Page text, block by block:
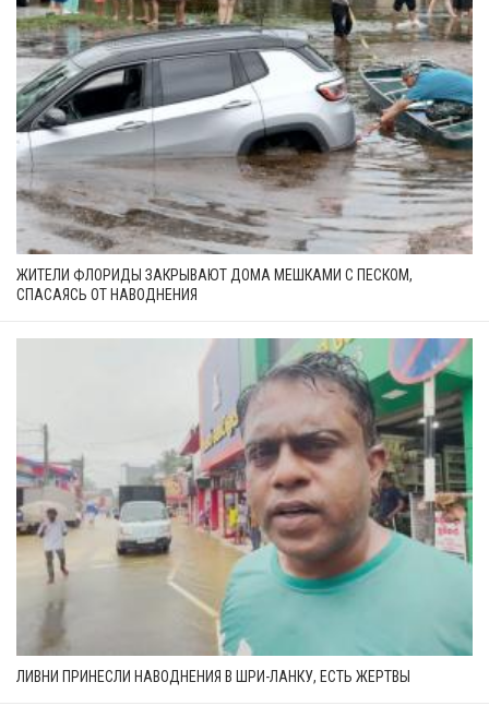
ЖИТЕЛИ ФЛОРИДЫ ЗАКРЫВАЮТ ДОМА МЕШКАМИ С ПЕСКОМ,
СПАСАЯСЬ ОТ НАВОДНЕНИЯ
ЛИВНИ ПРИНЕСЛИ НАВОДНЕНИЯ В ШРИ-ЛАНКУ, ЕСТЬ ЖЕРТВЫ